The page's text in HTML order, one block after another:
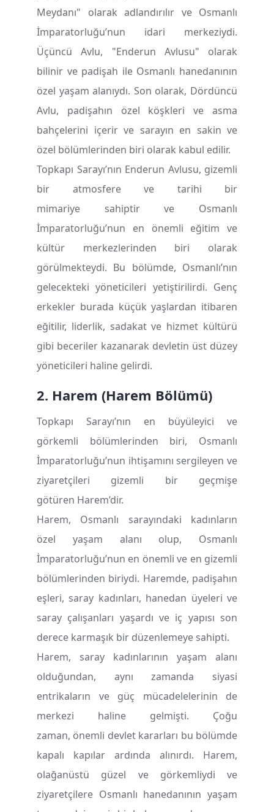
Meydanı" olarak adlandırılır ve Osmanlı
İmparatorluğu’nun idari merkeziydi.
Üçüncü Avlu, "Enderun Avlusu" olarak
bilinir ve padişah ile Osmanlı hanedanının
özel yaşam alanıydı. Son olarak, Dördüncü
Avlu, padişahın özel köşkleri ve asma
bahçelerini içerir ve sarayın en sakin ve
özel bölümlerinden biri olarak kabul edilir.
Topkapı Sarayı’nın Enderun Avlusu, gizemli
bir atmosfere ve tarihi bir
mimariye sahiptir ve Osmanlı
İmparatorluğu’nun en önemli eğitim ve
kültür merkezlerinden biri olarak
görülmekteydi. Bu bölümde, Osmanlı’nın
gelecekteki yöneticileri yetiştirilirdi. Genç
erkekler burada küçük yaşlardan itibaren
eğitilir, liderlik, sadakat ve hizmet kültürü
gibi beceriler kazanarak devletin üst düzey
yöneticileri haline gelirdi.
2. Harem (Harem Bölümü)
Topkapı Sarayı’nın en büyüleyici ve
görkemli bölümlerinden biri, Osmanlı
İmparatorluğu’nun ihtişamını sergileyen ve
ziyaretçileri gizemli bir geçmişe
götüren Harem’dir.
Harem, Osmanlı sarayındaki kadınların
özel yaşam alanı olup, Osmanlı
İmparatorluğu’nun en önemli ve en gizemli
bölümlerinden biriydi. Haremde, padişahın
eşleri, saray kadınları, hanedan üyeleri ve
saray çalışanları yaşardı ve iç yapısı son
derece karmaşık bir düzenlemeye sahipti.
Harem, saray kadınlarının yaşam alanı
olduğundan, aynı zamanda siyasi
entrikaların ve güç mücadelelerinin de
merkezi haline gelmişti. Çoğu
zaman, önemli devlet kararları bu bölümde
kapalı kapılar ardında alınırdı. Harem,
olağanüstü güzel ve görkemliydi ve
ziyaretçilere Osmanlı hanedanının yaşam